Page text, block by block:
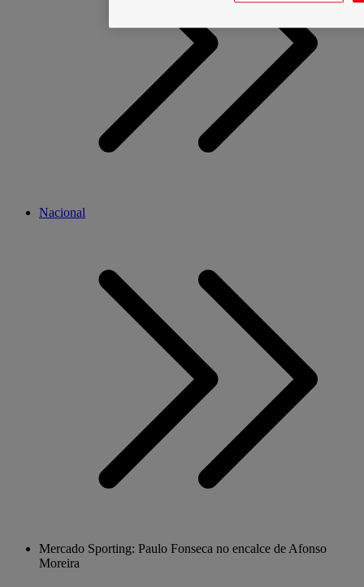
Nacional
Mercado Sporting: Paulo Fonseca no encalce de Afonso
Moreira